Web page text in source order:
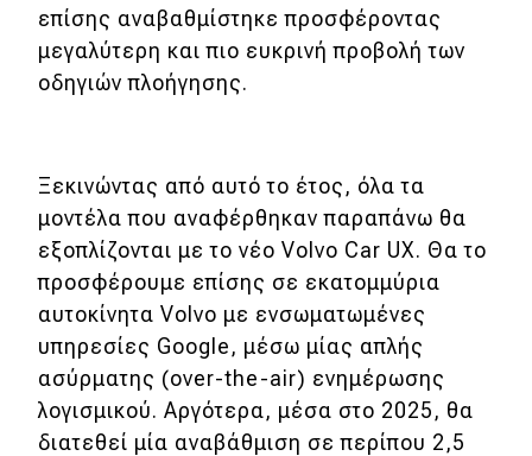
eDRIVE
επίσης αναβαθμίστηκε προσφέροντας
μεγαλύτερη και πιο ευκρινή προβολή των
οδηγιών πλοήγησης.
Ξεκινώντας από αυτό το έτος, όλα τα
μοντέλα που αναφέρθηκαν παραπάνω θα
εξοπλίζονται με το νέο Volvo Car UX. Θα το
προσφέρουμε επίσης σε εκατομμύρια
αυτοκίνητα Volvo με ενσωματωμένες
υπηρεσίες Google, μέσω μίας απλής
ασύρματης (over-the-air) ενημέρωσης
λογισμικού. Αργότερα, μέσα στο 2025, θα
διατεθεί μία αναβάθμιση σε περίπου 2,5